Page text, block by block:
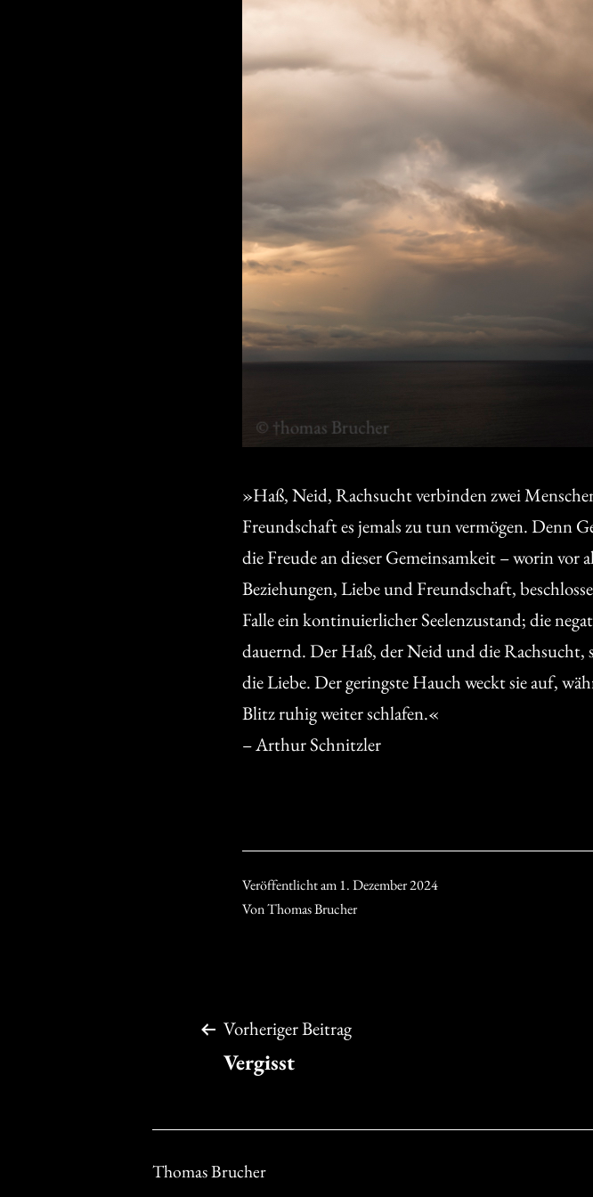
»Haß, Neid, Rachsucht verbinden zwei
Freundschaft es jemals zu tun vermögen. Denn
die Freude an dieser Gemeinsamkeit – worin vor
Beziehungen, Liebe und Freundschaft,
Falle ein kontinuierlicher Seelenzustand; die
dauernd. Der Haß, der Neid und die Rachsucht,
die Liebe. Der geringste Hauch weckt sie auf,
Blitz ruhig weiter schlafen.«
– Arthur Schnitzler
Veröffentlicht am1. Dezember 2024
VonThomas Brucher
Beitragsnavigation
Vorheriger Beitrag
Vergisst
Thomas Brucher